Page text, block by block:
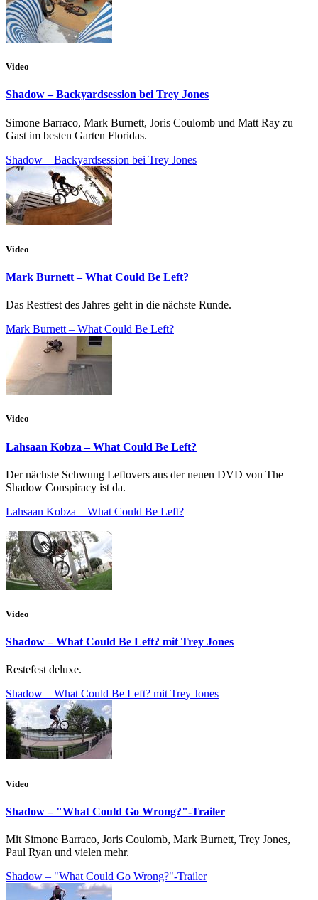
Video
Shadow – Backyardsession bei Trey Jones
Simone Barraco, Mark Burnett, Joris Coulomb und Matt Ray zu
Gast im besten Garten Floridas.
Shadow – Backyardsession bei Trey Jones
Video
Mark Burnett – What Could Be Left?
Das Restfest des Jahres geht in die nächste Runde.
Mark Burnett – What Could Be Left?
Video
Lahsaan Kobza – What Could Be Left?
Der nächste Schwung Leftovers aus der neuen DVD von The
Shadow Conspiracy ist da.
Lahsaan Kobza – What Could Be Left?
Video
Shadow – What Could Be Left? mit Trey Jones
Restefest deluxe.
Shadow – What Could Be Left? mit Trey Jones
Video
Shadow – "What Could Go Wrong?"-Trailer
Mit Simone Barraco, Joris Coulomb, Mark Burnett, Trey Jones,
Paul Ryan und vielen mehr.
Shadow – "What Could Go Wrong?"-Trailer